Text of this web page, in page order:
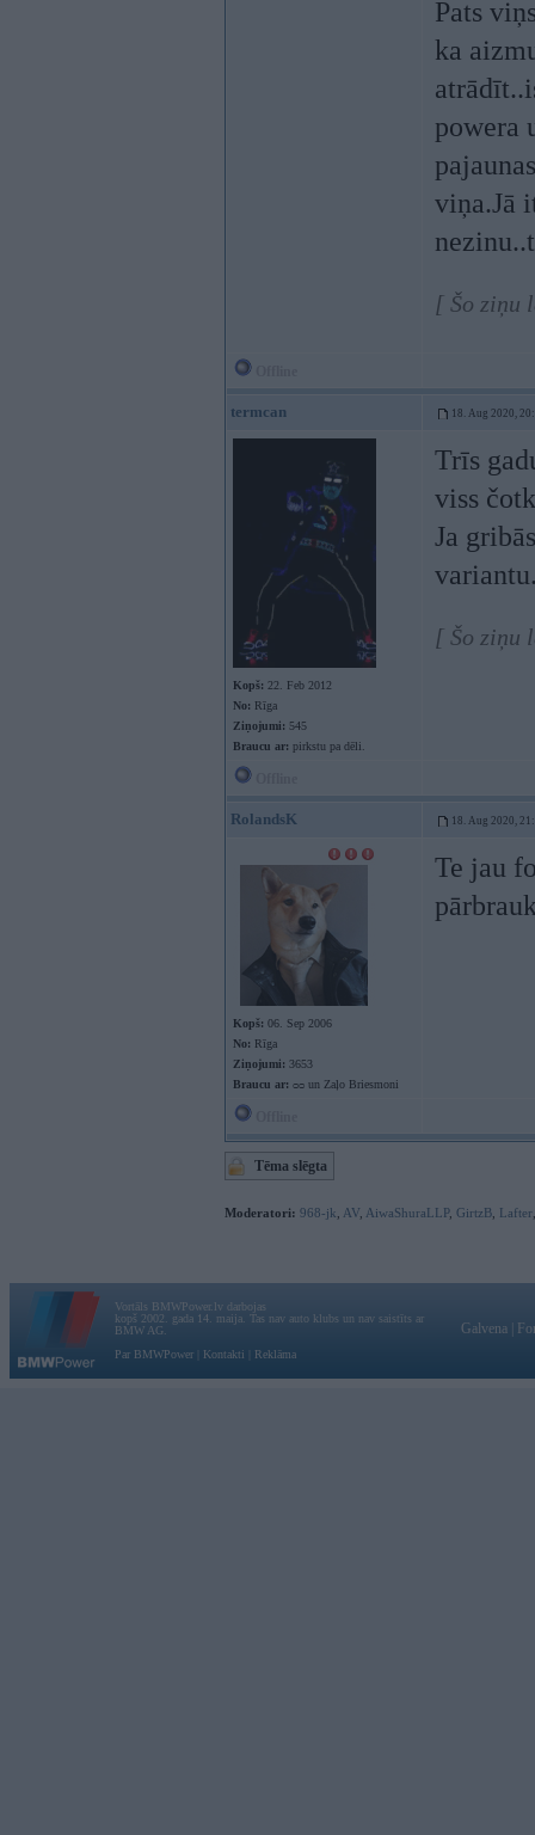
Pats
ka
powera
viņa.Jā
[ Šo ziņu
termcan 18. Aug 2020,
Kopš: 22. Feb 2012
No: Rīga
Ziņojumi: 545
Braucu ar: pirkstu pa dēli.
Trīs
viss
Ja
[ Šo ziņu
RolandsK 18. Aug 2020,
Kopš: 06. Sep 2006
No: Rīga
Ziņojumi: 3653
Braucu ar: ᴑᴑ un Zaļo Briesmoni
Te jau
Tēma slēgta
Moderatori: 968-jk AV AiwaShuraLLP, GirtzB Lafter
Vortāls BMWPower.lv darbojas
kopš 2002. gada 14. maija. Tas nav auto klubs un nav saistīts ar
BMW AG.
Par BMWPower
Kontakti Reklāma
Galvena